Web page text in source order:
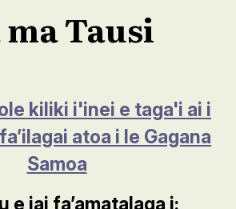
Tausi
kiliki i'inei e taga'i ai i
atoa i le Gagana
Samoa